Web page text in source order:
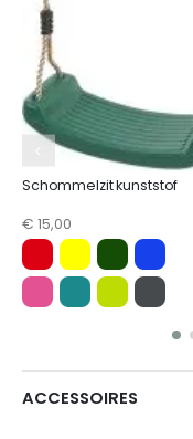
Schommelzit kunststof
€ 15,00
ACCESSOIRES